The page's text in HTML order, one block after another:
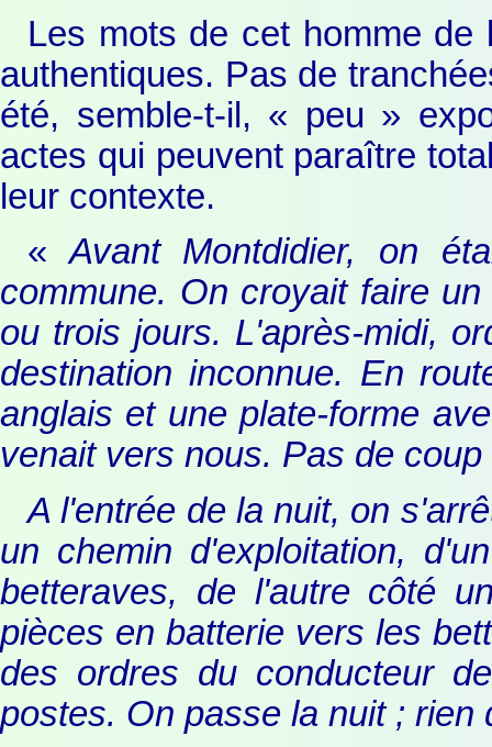
Les mots de cet homme
authentiques. Pas de
été, semble-t-il, « peu »
actes qui peuvent paraître
leur contexte.
« Avant Montdidier, on
commune. On croyait faire
ou trois jours. L'après-midi,
destination inconnue. En
anglais et une plate-forme
venait vers nous. Pas de
A l'entrée de la nuit, on
un chemin d'exploitation,
betteraves, de l'autre côté
pièces en batterie vers les
des ordres du conducteur
postes. On passe la nuit ; rien